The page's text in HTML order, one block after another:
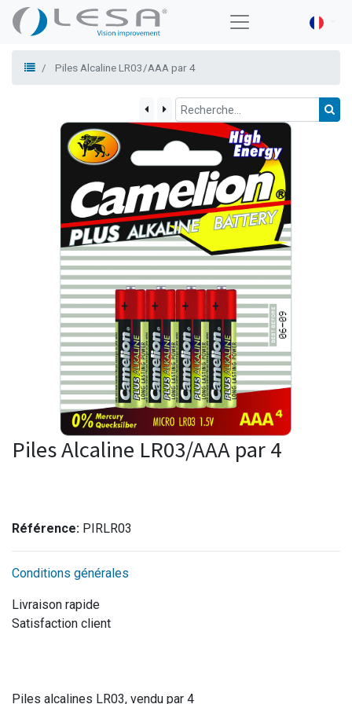
Piles Alcaline LR03/AAA par 4
Piles Alcaline LR03/AAA par 4
Référence: PIRLR03
Conditions générales
Livraison rapide
Satisfaction client
Piles alcalines LR03, vendu par 4